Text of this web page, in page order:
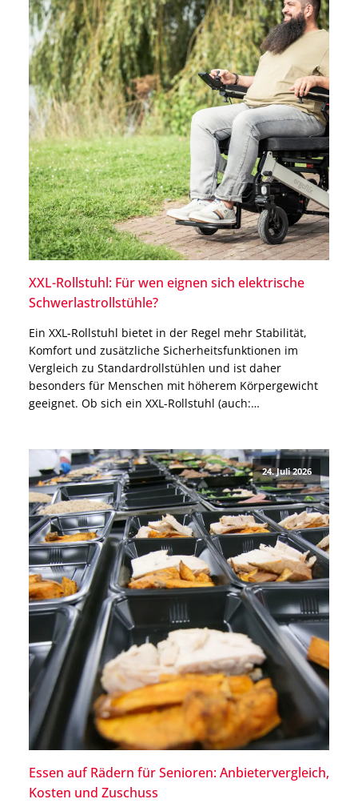
XXL-Rollstuhl: Für wen eignen sich elektrische
Schwerlastrollstühle?
Ein XXL-Rollstuhl bietet in der Regel mehr Stabilität,
Komfort und zusätzliche Sicherheitsfunktionen im
Vergleich zu Standardrollstühlen und ist daher
besonders für Menschen mit höherem Körpergewicht
geeignet. Ob sich ein XXL-Rollstuhl (auch:
große Menschen oder Menschen mit einem allgemein
breiten Körperbau […]
24. Juli 2026
Essen auf Rädern für Senioren: Anbietervergleich,
Kosten und Zuschuss